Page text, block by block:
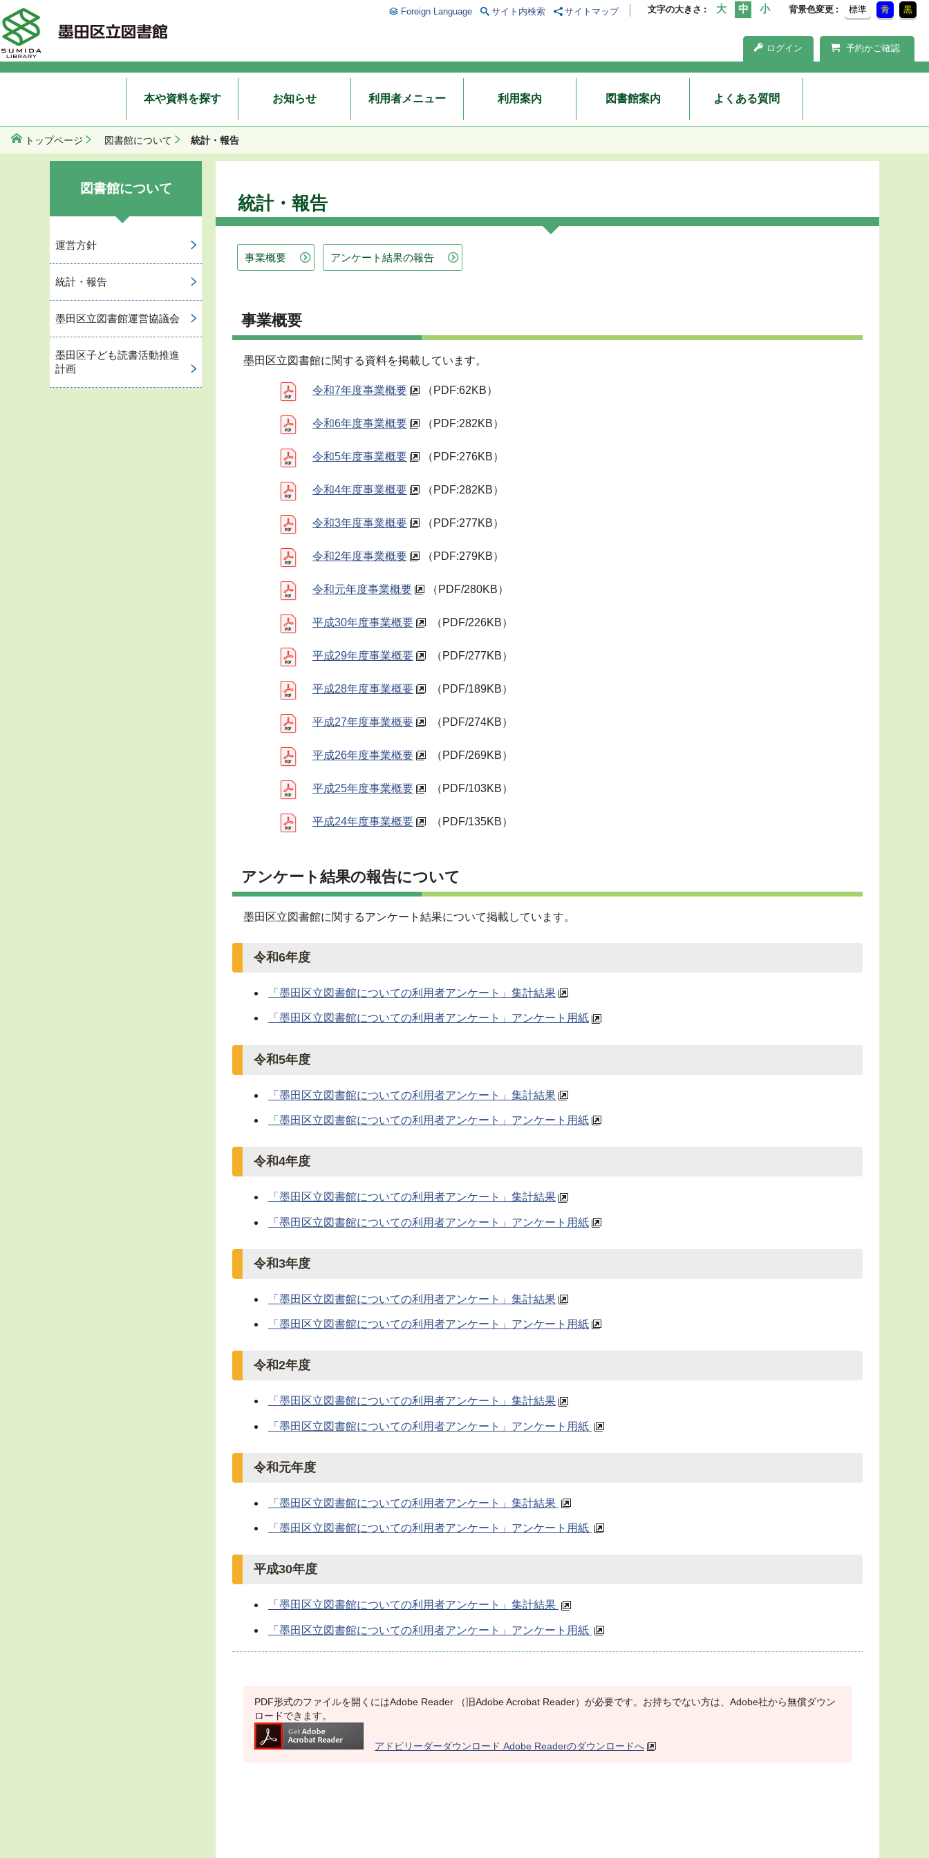
文字の大きさ 背景色変更 標準 青 黒
ログイン 予約かご確認
Foreign Language サイト内検索 サイトマップ
本や資料を探す お知らせ 利用者メニュー 利用案内 図書館案内 よくある質問
トップページ 図書館について 統計・報告
統計・報告
事業概要 アンケート結果の報告
事業概要
墨田区立図書館に関する資料を掲載しています。
令和7年度事業概要 （PDF:62KB）
令和6年度事業概要 （PDF:282KB）
令和5年度事業概要 （PDF:276KB）
令和4年度事業概要 （PDF:282KB）
令和3年度事業概要 （ PDF:277KB）
令和2年度事業概要 （PDF:279KB）
令和元年度事業概要 （PDF/280KB）
平成30年度事業概要 （PDF/226KB）
平成29年度事業概要 （PDF/277KB）
平成28年度事業概要 （PDF/189KB）
平成27年度事業概要 （PDF/274KB）
平成26年度事業概要 （PDF/269KB）
平成25年度事業概要 （PDF/103KB）
平成24年度事業概要 （PDF/135KB）
アンケート結果の報告について
墨田区立図書館に関するアンケート結果について掲載しています。
令和6年度
「墨田区立図書館についての利用者アンケート」集計結果
「墨田区立図書館についての利用者アンケート」アンケート用紙
令和5年度
「墨田区立図書館についての利用者アンケート」集計結果
「墨田区立図書館についての利用者アンケート」アンケート用紙
令和4年度
「墨田区立図書館についての利用者アンケート」集計結果
「墨田区立図書館についての利用者アンケート」アンケート用紙
令和3年度
「墨田区立図書館についての利用者アンケート」集計結果
「墨田区立図書館についての利用者アンケート」アンケート用紙
令和2年度
「墨田区立図書館についての利用者アンケート」集計結果
「墨田区立図書館についての利用者アンケート」アンケート用紙
令和元年度
「墨田区立図書館についての利用者アンケート」集計結果
「墨田区立図書館についての利用者アンケート」アンケート用紙
平成30年度
「墨田区立図書館についての利用者アンケート」集計結果
「墨田区立図書館についての利用者アンケート」アンケート用紙
PDF形式のファイルを開くにはAdobe Reader （旧Adobe Acrobat Reader）が必要です。お持ちでない方は、Adobe社から無償ダウン
ロードできます。
アドビリーダーダウンロード Adobe Readerのダウンロードへ
図書館について
運営方針
統計・報告
墨田区立図書館運営協議会
墨田区子ども読書活動推進
計画